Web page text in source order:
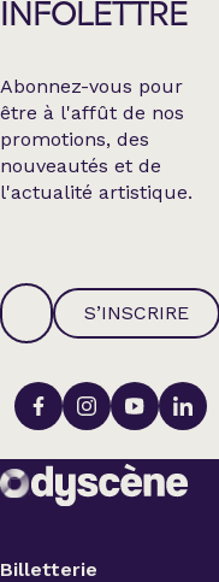
INFOLETTRE
Abonnez-vous pour
être à l'affût de nos
promotions, des
nouveautés et de
l'actualité artistique.
S’INSCRIRE
Billetterie